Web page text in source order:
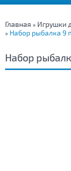
Главная » Игрушки
» Набор рыбалка 9
Набор